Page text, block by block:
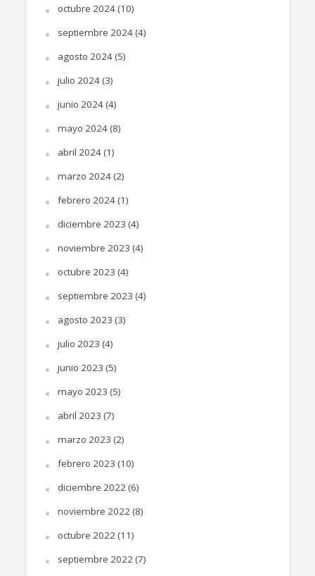
octubre 2024(10)
septiembre 2024(4)
agosto 2024(5)
julio 2024(3)
junio 2024(4)
mayo 2024(8)
abril 2024(1)
marzo 2024(2)
febrero 2024(1)
diciembre 2023 (4)
noviembre 2023 (4)
octubre 2023 (4)
septiembre 2023 (4)
agosto 2023 (3)
julio 2023 (4)
junio 2023 (5)
mayo 2023 (5)
abril 2023 (7)
marzo 2023 (2)
febrero 2023 (10)
diciembre 2022(6)
noviembre 2022(8)
octubre 2022(11)
septiembre 2022(7)